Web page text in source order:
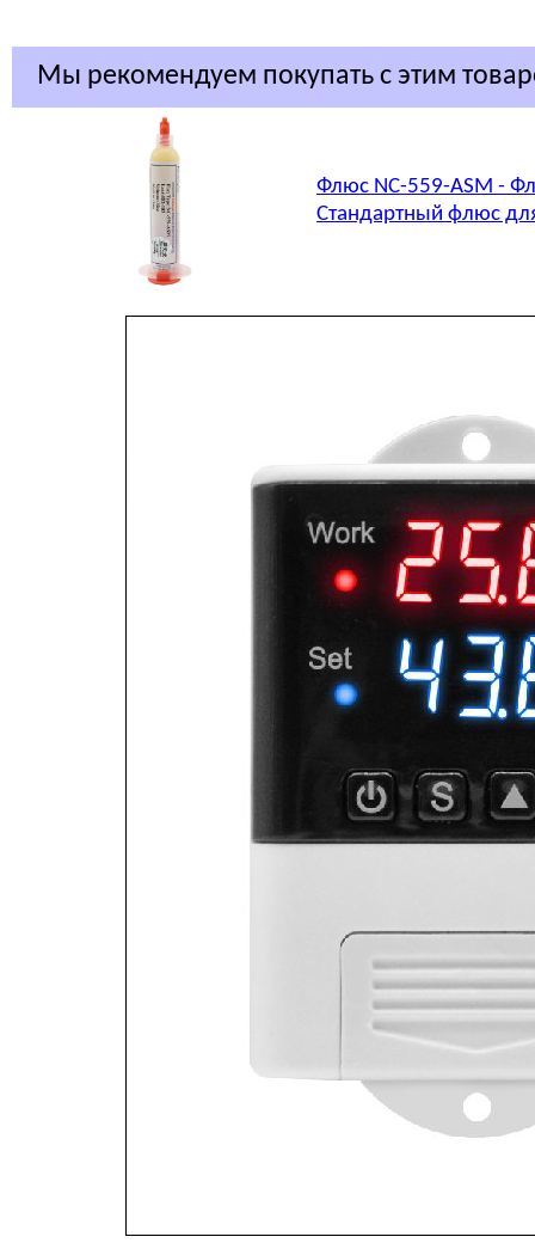
Мы рекомендуем покупать с этим
Флюс NC-559-ASM -
Стандартный флюс